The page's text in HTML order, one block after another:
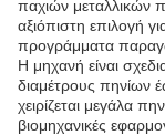
παχιών μεταλλικών
αξιόπιστη επιλογή
προγράμματα
Η μηχανή είναι
διαμέτρους πηνίων
χειρίζεται μεγάλα
βιομηχανικές